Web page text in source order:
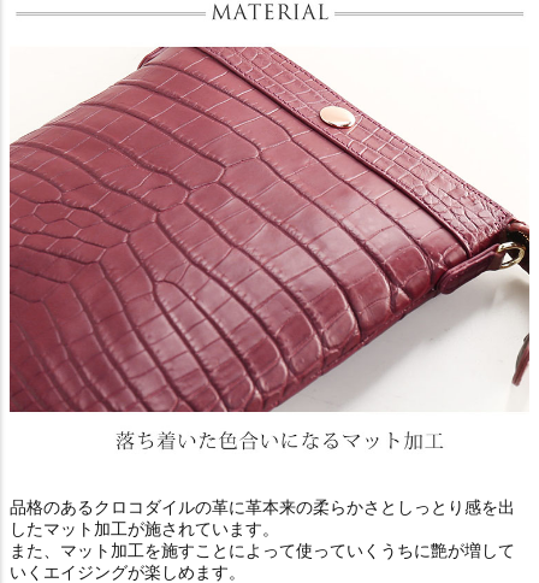
品格のあるクロコダイルの革に革本来の柔らかさとしっとり感を出
したマット加工が施されています。
また、マット加工を施すことによって使っていくうちに艶が増して
いくエイジングが楽しめます。